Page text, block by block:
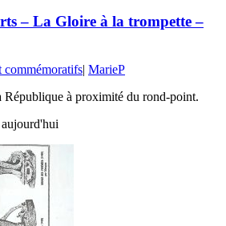
– La Gloire à la trompette –
commémoratifs| MarieP
République à proximité du rond-point.